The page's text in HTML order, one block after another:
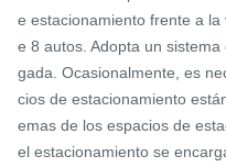
e estacionamiento frente a
e 8 autos. Adopta un
gada. Ocasionalmente, es
cios de estacionamiento
emas de los espacios de
el estacionamiento se